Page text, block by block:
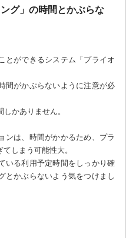
グ」の時間とかぶらな
とができるシステム「プライオ
間がかぶらないように注意が必
かありません。
ンは、時間がかかるため、プラ
しまう可能性大。
いる利用予定時間をしっかり確
とかぶらないよう気をつけまし